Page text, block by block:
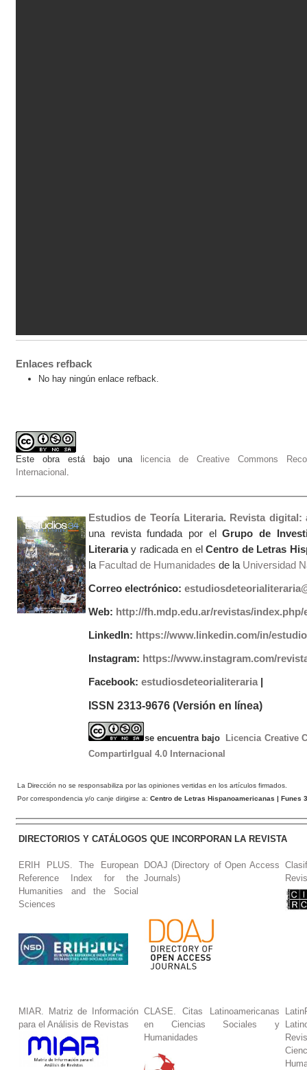
Enlaces refback
No hay ningún enlace refback.
Este obra está bajo una
licencia de Creative Commons
Internacional
Estudios de Teoría Literaria. Revista
una revista fundada por elGrupo de
Literariay radicada en elCentro de Letras
la Facultad de Humanidades de laUniversidad
Correo electrónico:
Web: http://fh.mdp.edu.ar/revistas/index.php/
LinkedIn: https://www.linkedin.com/in/
Instagram: https://www.instagram.com/
Facebook: estudiosdeteorialiteraria|
ISSN 2313-9676 (Versión en línea)
se encuentra bajo
Licencia Creative
CompartirIgual 4.0 Internacional
La Dirección no se responsabiliza por las opiniones vertidas en los artículos firmados.
Por correspondencia y/o canje dirigirse a: Centro de Letras Hispanoamericanas | Funes
DIRECTORIOS Y CATÁLOGOS QUE INCORPORAN LA REVISTA
ERIH PLUS. The European
Reference Index for the
Humanities and the Social
Sciences
DOAJ (Directory of Open Access
Journals)
MIAR. Matriz de Información
para el Análisis de Revistas
CLASE. Citas Latinoamericanas
en Ciencias Sociales y
Humanidades